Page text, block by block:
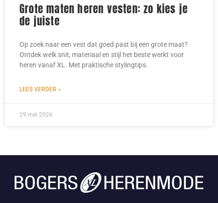
Grote maten heren vesten: zo kies je
de juiste
Op zoek naar een vest dat goed past bij een grote maat?
Ontdek welk snit, materiaal en stijl het beste werkt voor
heren vanaf XL. Met praktische stylingtips.
LEES VERDER »
29 mei 2026